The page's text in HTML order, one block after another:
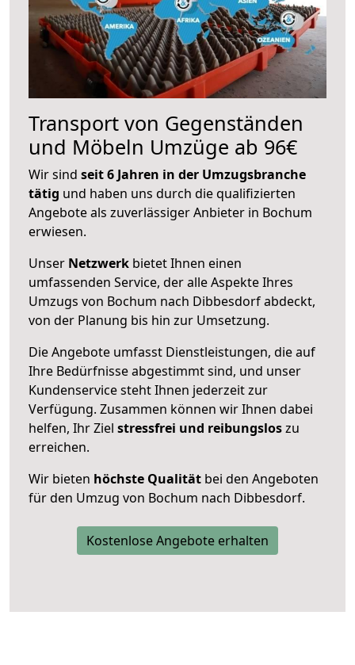
Transport von Gegenständen
und Möbeln Umzüge ab 96€
Wir sind seit 6 Jahren in der Umzugsbranche
tätig und haben uns durch die qualifizierten
Angebote als zuverlässiger Anbieter in Bochum
erwiesen.
Unser Netzwerk bietet Ihnen einen
umfassenden Service, der alle Aspekte Ihres
Umzugs von Bochum nach Dibbesdorf abdeckt,
von der Planung bis hin zur Umsetzung.
Die Angebote umfasst Dienstleistungen, die auf
Ihre Bedürfnisse abgestimmt sind, und unser
Kundenservice steht Ihnen jederzeit zur
Verfügung. Zusammen können wir Ihnen dabei
helfen, Ihr Ziel stressfrei und reibungsloszu
erreichen.
Wir bieten höchste Qualität bei den Angeboten
für den Umzug von Bochum nach Dibbesdorf.
Kostenlose Angebote erhalten